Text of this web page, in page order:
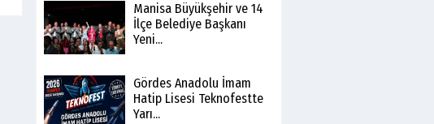
Manisa Büyükşehir ve 14
İlçe Belediye Başkanı
Yeni...
Gördes Anadolu İmam
Hatip Lisesi Teknofestte
Yarı...